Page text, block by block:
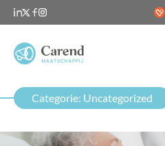
Categorie: Uncategorized